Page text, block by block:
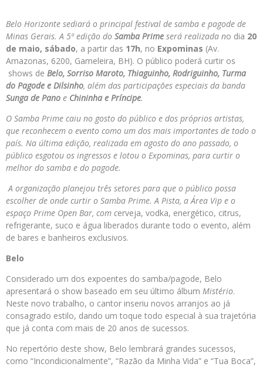
Belo Horizonte sediará o principal festival de samba e pagode de
Minas Gerais. A 5ª edição do Samba Prime será realizada no dia 20
de maio, sábado, a partir das 17h, no Expominas (Av.
Amazonas, 6200, Gameleira, BH). O público poderá curtir os
shows de Belo, Sorriso Maroto, Thiaguinho, Rodriguinho, Turma
do Pagode e Dilsinho, além das participações especiais da banda
Sunga de Pano e Chininha e Príncipe.
O Samba Prime caiu no gosto do público e dos próprios artistas,
que reconhecem o evento como um dos mais importantes de todo o
país. Na última edição, realizada em agosto do ano passado, o
público esgotou os ingressos e lotou o Expominas, para curtir o
melhor do samba e do pagode.
A organização planejou três setores para que o público possa
escolher de onde curtir o Samba Prime. A Pista, a Área Vip e o
espaço Prime Open Bar, com cerveja, vodka, energético, citrus,
refrigerante, suco e água liberados durante todo o evento, além
de bares e banheiros exclusivos.
Belo
Considerado um dos expoentes do samba/pagode, Belo
apresentará o show baseado em seu último álbum Mistério.
Neste novo trabalho, o cantor inseriu novos arranjos ao já
consagrado estilo, dando um toque todo especial à sua trajetória
que já conta com mais de 20 anos de sucessos.
No repertório deste show, Belo lembrará grandes sucessos,
como “Incondicionalmente”, “Razão da Minha Vida” e “Tua Boca”,